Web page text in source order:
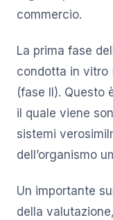
commercio.
La prima fase
condotta in vitro
(fase II). Questo
il quale viene
sistemi
dell’organismo
Un importante
della